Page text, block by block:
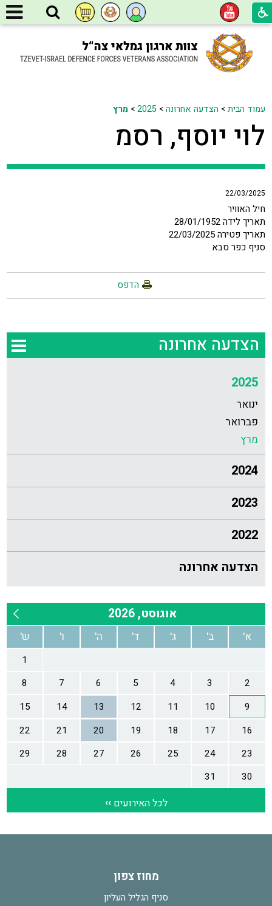
עמוד הבית> הצדעה אחרונה>
2025
>מרץ
לוי יוסף, רסמ
22/03/2025
חיל האוויר
תאריך לידה 28/01/1952
תאריך פטירה 22/03/2025
סניף כפר סבא
הדפס
הצדעה אחרונה
2025
ינואר
פברואר
מרץ
2024
2023
2022
הצדעה אחרונה
מחוז צפון
סניף הגליל העליון